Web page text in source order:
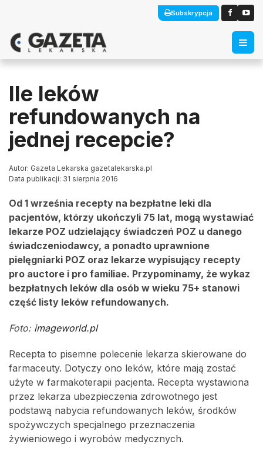
Subskrypcja
Ile leków
refundowanych na
jednej recepcie?
Autor: Gazeta Lekarska gazetalekarska.pl
Data publikacji: 31 sierpnia 2016
Od 1 września recepty na bezpłatne leki dla
pacjentów, którzy ukończyli 75 lat, mogą wystawiać
lekarze POZ udzielający świadczeń POZ u danego
świadczeniodawcy, a ponadto uprawnione
pielęgniarki POZ oraz lekarze wypisujący recepty
pro auctore i pro familiae. Przypominamy, że wykaz
bezpłatnych leków dla osób w wieku 75+ stanowi
część listy leków refundowanych.
Foto: imageworld.pl
Recepta to pisemne polecenie lekarza skierowane do
farmaceuty. Dotyczy ono leków, które mają zostać
użyte w farmakoterapii pacjenta. Recepta wystawiona
przez lekarza ubezpieczenia zdrowotnego jest
podstawą nabycia refundowanych leków, środków
spożywczych specjalnego przeznaczenia
żywieniowego i wyrobów medycznych.